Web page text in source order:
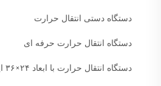
دستگاه دستی انتقال حرارت
دستگاه انتقال حرارت حرفه ای
دستگاه انتقال حرارت با ابعاد ۲۴×۳۶ اینچ